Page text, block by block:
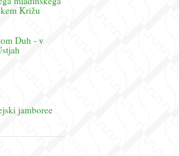
Križu
Duh - v
jamboree